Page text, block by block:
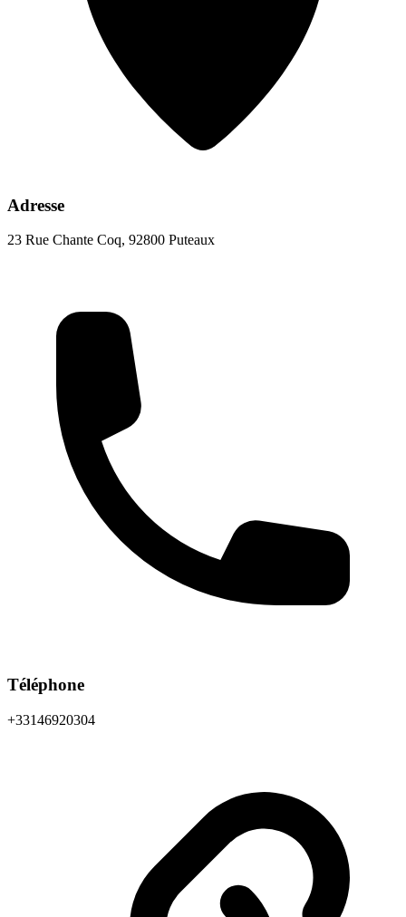
Adresse
23 Rue Chante Coq, 92800 Puteaux
Téléphone
+33146920304